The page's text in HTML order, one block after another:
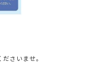
さいませ。